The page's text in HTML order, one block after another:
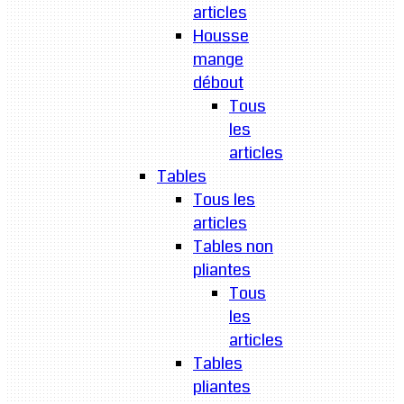
articles
Housse
mange
débout
Tous
les
articles
Tables
Tous les
articles
Tables non
pliantes
Tous
les
articles
Tables
pliantes